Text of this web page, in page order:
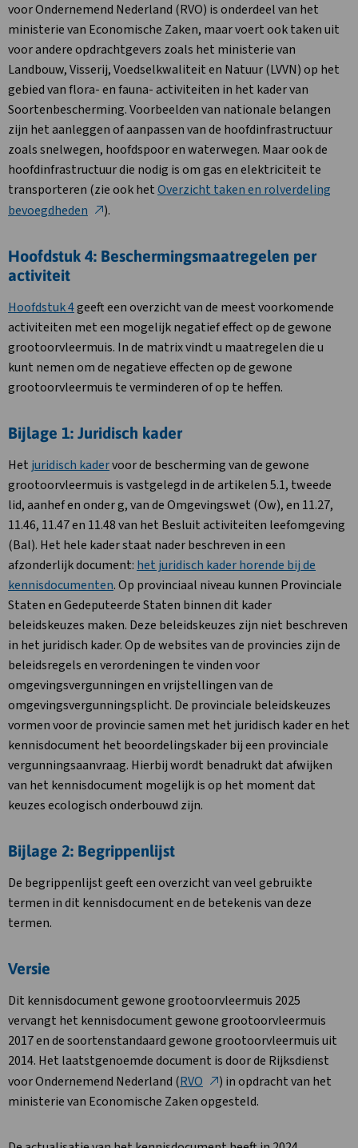
voor Ondernemend Nederland (RVO) is onderdeel van het
ministerie van Economische Zaken, maar voert ook taken uit
voor andere opdrachtgevers zoals het ministerie van
Landbouw, Visserij, Voedselkwaliteit en Natuur (LVVN) op het
gebied van flora- en fauna- activiteiten in het kader van
Soortenbescherming. Voorbeelden van nationale belangen
zijn het aanleggen of aanpassen van de hoofdinfrastructuur
zoals snelwegen, hoofdspoor en waterwegen. Maar ook de
hoofdinfrastructuur die nodig is om gas en elektriciteit te
transporteren (zie ook hetOverzicht taken en rolverdeling
bevoegdheden
).
Hoofdstuk 4: Beschermingsmaatregelen per
activiteit
Hoofdstuk 4geeft een overzicht van de meest voorkomende
activiteiten met een mogelijk negatief effect op de gewone
grootoorvleermuis. In de matrix vindt u maatregelen die u
kunt nemen om de negatieve effecten op de gewone
grootoorvleermuis te verminderen of op te heffen.
Bijlage 1: Juridisch kader
Het juridisch kadervoor de bescherming van de gewone
grootoorvleermuis is vastgelegd in de artikelen 5.1, tweede
lid, aanhef en onder g, van de Omgevingswet (Ow), en 11.27,
11.46, 11.47 en 11.48 van het Besluit activiteiten leefomgeving
(Bal). Het hele kader staat nader beschreven in een
afzonderlijk document: het juridisch kader horende bij de
kennisdocumenten. Op provinciaal niveau kunnen Provinciale
Staten en Gedeputeerde Staten binnen dit kader
beleidskeuzes maken. Deze beleidskeuzes zijn niet beschreven
in het juridisch kader. Op de websites van de provincies zijn de
beleidsregels en verordeningen te vinden voor
omgevingsvergunningen en vrijstellingen van de
omgevingsvergunningsplicht. De provinciale beleidskeuzes
vormen voor de provincie samen met het juridisch kader en het
kennisdocument het beoordelingskader bij een provinciale
vergunningsaanvraag. Hierbij wordt benadrukt dat afwijken
van het kennisdocument mogelijk is op het moment dat
keuzes ecologisch onderbouwd zijn.
Bijlage 2: Begrippenlijst
De begrippenlijst geeft een overzicht van veel gebruikte
termen in dit kennisdocument en de betekenis van deze
termen.
Versie
Dit kennisdocument gewone grootoorvleermuis 2025
vervangt het kennisdocument gewone grootoorvleermuis
2017 en de soortenstandaard gewone grootoorvleermuis uit
2014. Het laatstgenoemde document is door de Rijksdienst
voor Ondernemend Nederland (RVO
) in opdracht van het
ministerie van Economische Zaken opgesteld.